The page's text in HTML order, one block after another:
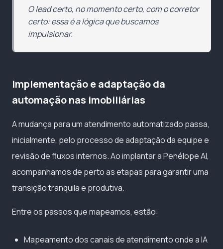
O lead certo, no momento certo, com o corretor
certo: essa é a lógica que buscamos
impulsionar.
Implementação e adaptação da
automação nas imobiliárias
A mudança para um atendimento automatizado passa,
inicialmente, pelo processo de adaptação da equipe e
revisão de fluxos internos. Ao implantar a Penélope AI,
acompanhamos de perto as etapas para garantir uma
transição tranquila e produtiva.
Entre os passos que mapeamos, estão:
Mapeamento dos canais de atendimento onde a IA